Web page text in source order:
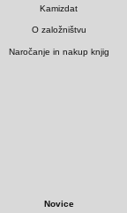
Kamizdat
O založništvu
Naročanje in nakup knjig
Novice